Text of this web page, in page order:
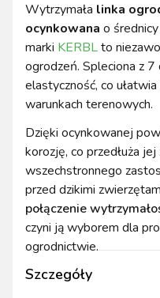
Szczegóły
Wytrzymała linka
ocynkowana o
marki KERBLto
ogrodzeń. Spleciona z
elastyczność, co
warunkach terenowych.
Dzięki ocynkowanej
korozję, co przedłuża
wszechstronnego
przed dzikimi
połączenie
czyni ją wyborem dla
ogrodnictwie.